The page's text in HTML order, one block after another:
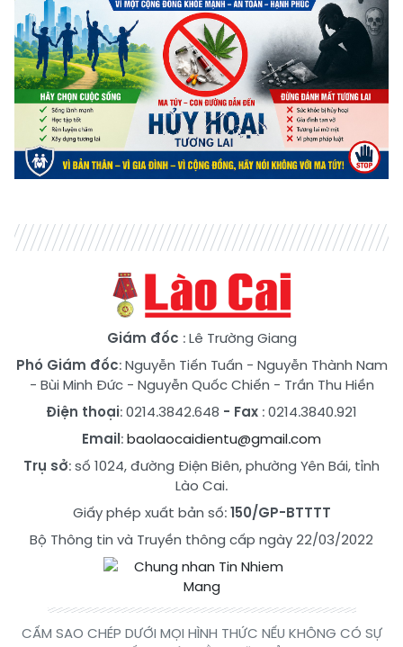
Giám đốc : Lê Trường Giang
Phó Giám đốc:Nguyễn Tiến Tuấn - Nguyễn Thành Nam
- Bùi Minh Đức- Nguyễn Quốc Chiến - Trần Thu Hiền
Điện thoại: 0214.3842.648 - Fax : 0214.3840.921
Email:baolaocaidientu@gmail.com
Trụ sở: số 1024, đường Điện Biên, phường Yên Bái, tỉnh
Lào Cai.
Giấy phép xuất bản số:150/GP-BTTTT
Bộ Thông tin và Truyền thông cấp ngày 22/03/2022
CẤM SAO CHÉP DƯỚI MỌI HÌNH THỨC NẾU KHÔNG CÓ SỰ